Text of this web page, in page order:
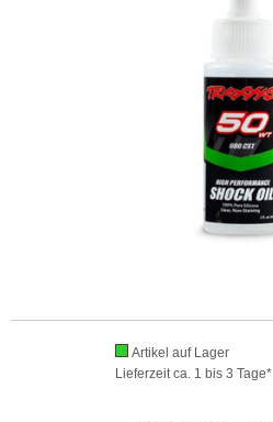
Artikel auf Lager
Lieferzeit ca. 1 bis 3 Tage*